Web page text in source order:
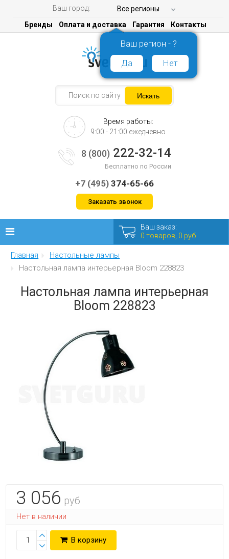
Ваш город: Все регионы
Ваш регион - ?
Да
Нет
Бренды Оплата и доставка Гарантия Контакты
Время работы:
9:00 - 21:00 ежедневно
8 (800) 222-32-14
Бесплатно по России
+7 (495) 374-65-66
Заказать звонок
Люстры
Интерьерные
Распродажа
Еще
Мебель
Ваш заказ:
0 товаров, 0 руб
Главная
Настольные лампы
Настольная лампа интерьерная Bloom 228823
Настольная лампа интерьерная
Bloom 228823
3 056 руб
Нет в наличии
В корзину